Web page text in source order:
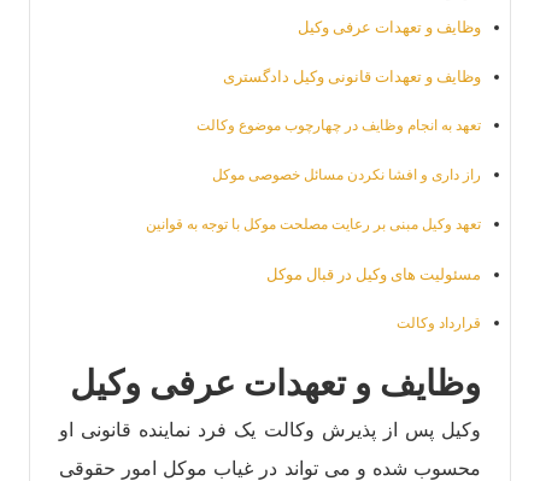
وظایف و تعهدات عرفی وکیل
وظایف و تعهدات قانونی وکیل دادگستری
تعهد به انجام وظایف در چهارچوب موضوع وکالت
راز داری و افشا نکردن مسائل خصوصی موکل
تعهد وکیل مبنی بر رعایت مصلحت موکل با توجه به قوانین
مسئولیت های وکیل در قبال موکل
قرارداد وکالت
وظایف و تعهدات عرفی وکیل
وکیل پس از پذیرش وکالت یک فرد نماینده قانونی او
محسوب شده و می تواند در غیاب موکل امور حقوقی